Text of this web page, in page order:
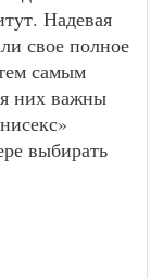
Надевая
свое полное
самым
них важны
выбирать